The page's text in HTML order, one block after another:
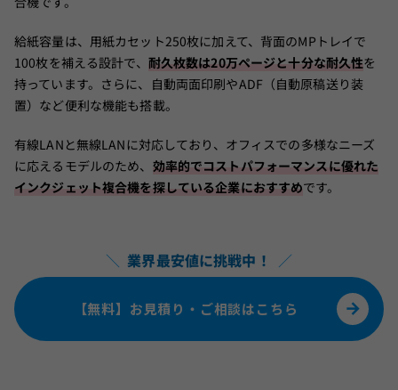
給紙容量は、用紙カセット250枚に加えて、背面のMPトレイで
100枚を補える設計で、 耐久枚数は20万ページと十分な耐久性を
持っています。さらに、自動両面印刷やADF（自動原稿送り装
置）など便利な機能も搭載。
有線LANと無線LANに対応しており、オフィスでの多様なニーズ
に応えるモデルのため、 効率的でコストパフォーマンスに優れた
インクジェット複合機を探している企業におすすめです。
＼ 業界最安値に挑戦中！ ／
【無料】お見積り・ご相談はこちら